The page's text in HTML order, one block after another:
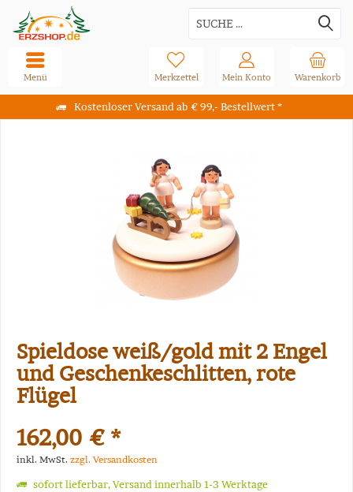
Kostenloser Versand ab € 99,- Bestellwert *
Warenkorb
Merkzettel Mein Konto
Menü
Spieldose weiß/gold mit 2 Engel
und Geschenkeschlitten, rote
Flügel
162,00 € *
inkl. MwSt. zzgl. Versandkosten
sofort lieferbar, Versand innerhalb 1-3 Werktage